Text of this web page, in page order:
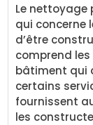
Le
qui concerne
d’être
comprend
bâtiment qui
certains
fournissent
les